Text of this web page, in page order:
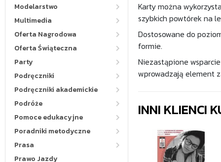
Modelarstwo
Multimedia
Oferta Nagrodowa
Oferta Świąteczna
Party
Podręczniki
Podręczniki akademickie
Podróże
Pomoce edukacyjne
Poradniki metodyczne
Prasa
Prawo Jazdy
Karty można
szybkich powtórek na
Dostosowane do
formie.
Niezastąpione
wprowadzają element
INNI KLIENCI